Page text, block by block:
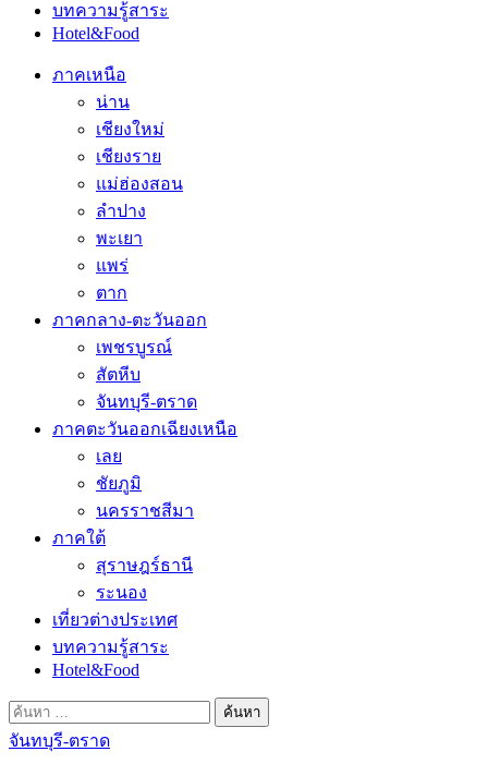
บทความรู้สาระ
Hotel&Food
ภาคเหนือ
น่าน
เชียงใหม่
เชียงราย
แม่ฮ่องสอน
ลำปาง
พะเยา
แพร่
ตาก
ภาคกลาง-ตะวันออก
เพชรบูรณ์
สัตหีบ
จันทบุรี-ตราด
ภาคตะวันออกเฉียงเหนือ
เลย
ชัยภูมิ
นครราชสีมา
ภาคใต้
สุราษฎร์ธานี
ระนอง
เที่ยวต่างประเทศ
บทความรู้สาระ
Hotel&Food
ค้นหา
สำหรับ:
จันทบุรี-ตราด